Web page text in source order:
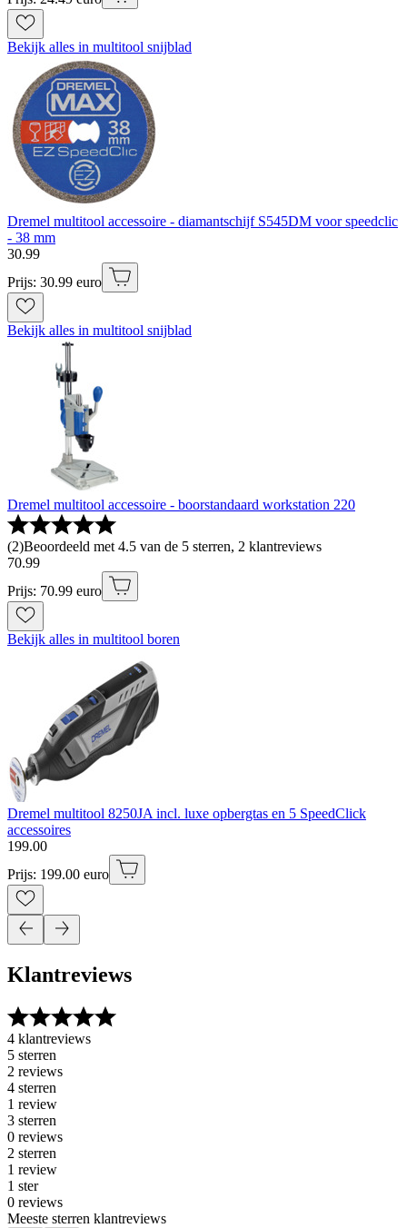
Bekijk alles in multitool snijblad
Dremel multitool accessoire - diamantschijf S545DM voor speedclic
- 38 mm
30.99
Prijs: 30.99 euro
Bekijk alles in multitool snijblad
Dremel multitool accessoire - boorstandaard workstation 220
(2)Beoordeeld met 4.5 van de 5 sterren, 2 klantreviews
70.99
Prijs: 70.99 euro
Bekijk alles in multitool boren
Dremel multitool 8250JA incl. luxe opbergtas en 5 SpeedClick
accessoires
199.00
Prijs: 199.00 euro
Klantreviews
4 klantreviews
5 sterren
2 reviews
4 sterren
1 review
3 sterren
0 reviews
2 sterren
1 review
1 ster
0 reviews
Meeste sterren klantreviews